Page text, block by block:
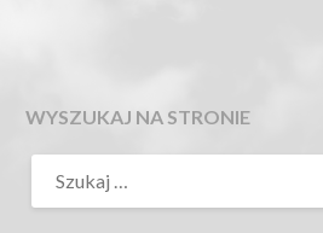
WYSZUKAJ NA STRONIE